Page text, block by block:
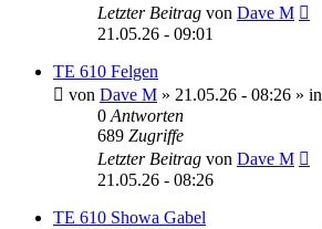
Letzter Beitrag von Dave M
21.05.26 - 09:01
TE 610 Felgen
von Dave M » 21.05.26 - 08:26 » in
0 Antworten
689 Zugriffe
Letzter Beitrag von Dave M
21.05.26 - 08:26
TE 610 Showa Gabel